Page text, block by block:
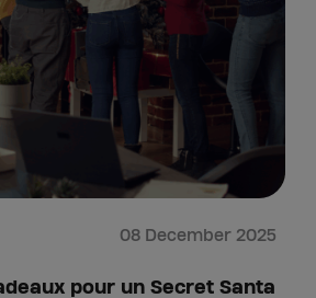
08 December 2025
pour un Secret Santa